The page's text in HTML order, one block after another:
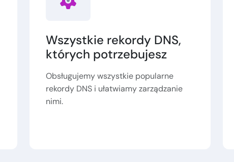
Wszystkie rekordy DNS,
których potrzebujesz
Obsługujemy wszystkie popularne
rekordy DNS i ułatwiamy zarządzanie
nimi.